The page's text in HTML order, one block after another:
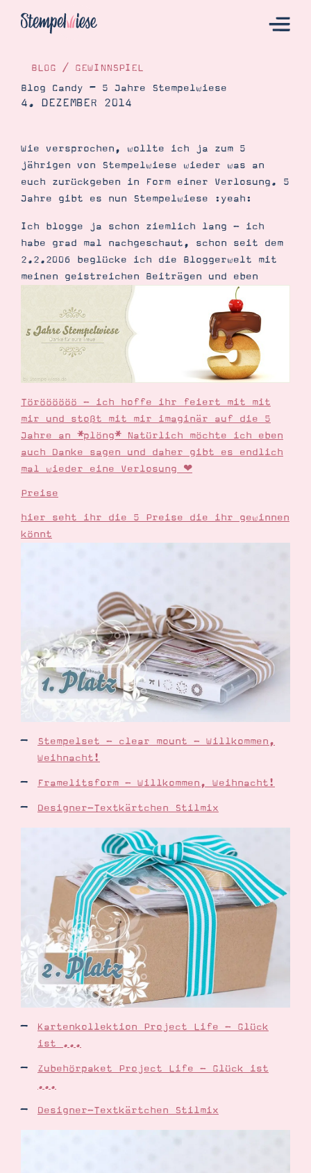
Katalog
Bestellen
Kontakt
Angebote
Demonstrator werden
Blog
Gutscheine
Produkte erklärt
Über Stampin’ Up!
Suche Impressum Datenschutz
BLOG / GEWINNSPIEL
Blog Candy – 5 Jahre Stempelwiese
4. DEZEMBER 2014
Wie versprochen, wollte ich ja zum 5
jährigen von Stempelwiese wieder was an
euch zurückgeben in Form einer Verlosung. 5
Jahre gibt es nun Stempelwiese :yeah:
Ich blogge ja schon ziemlich lang - ich
habe grad mal nachgeschaut, schon seit dem
2.2.2006 beglücke ich die Bloggerwelt mit
meinen geistreichen Beiträgen und eben
Töröööööö - ich hoffe ihr feiert mit mit
mir und stoßt mit mir imaginär auf die 5
Jahre an *plöng* Natürlich möchte ich eben
auch Danke sagen und daher gibt es endlich
mal wieder eine Verlosung ❤
Preise
hier seht ihr die 5 Preise die ihr gewinnen
könnt
Stempelset - clear mount - Willkommen,
Weihnacht!
Framelitsform - Willkommen, Weihnacht!
Designer-Textkärtchen Stilmix
Kartenkollektion Project Life - Glück
ist ...
Zubehörpaket Project Life - Glück ist
...
Designer-Textkärtchen Stilmix